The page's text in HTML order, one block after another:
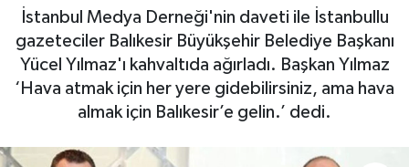
İstanbul Medya Derneği'nin daveti ile İstanbullu
gazeteciler Balıkesir Büyükşehir Belediye Başkanı
Yücel Yılmaz'ı kahvaltıda ağırladı. Başkan Yılmaz
‘Hava atmak için her yere gidebilirsiniz, ama hava
almak için Balıkesir’e gelin.’ dedi.
Son Dakika Haberleri
Haber Arşivi